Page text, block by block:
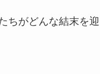
ちがどんな結末を迎